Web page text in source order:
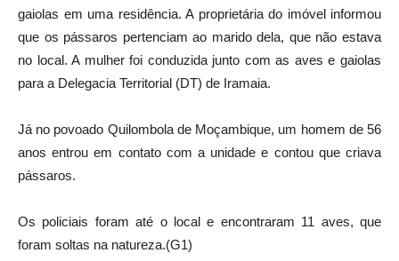
gaiolas em uma residência. A proprietária do imóvel informou
que os pássaros pertenciam ao marido dela, que não estava
no local. A mulher foi conduzida junto com as aves e gaiolas
para a Delegacia Territorial (DT) de Iramaia.
Já no povoado Quilombola de Moçambique, um homem de 56
anos entrou em contato com a unidade e contou que criava
pássaros.
Os policiais foram até o local e encontraram 11 aves, que
foram soltas na natureza.(G1)